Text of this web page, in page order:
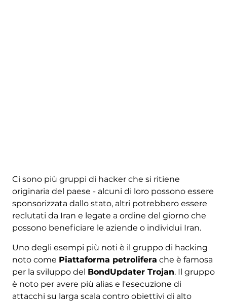
Ci sono più gruppi di hacker che si ritiene
originaria del paese - alcuni di loro possono essere
sponsorizzata dallo stato, altri potrebbero essere
reclutati da Iran e legate a ordine del giorno che
possono beneficiare le aziende o individui Iran.
Uno degli esempi più noti è il gruppo di hacking
noto come Piattaforma petrolifera che è famosa
per la sviluppo del BondUpdater Trojan. Il gruppo
è noto per avere più alias e l'esecuzione di
attacchi su larga scala contro obiettivi di alto